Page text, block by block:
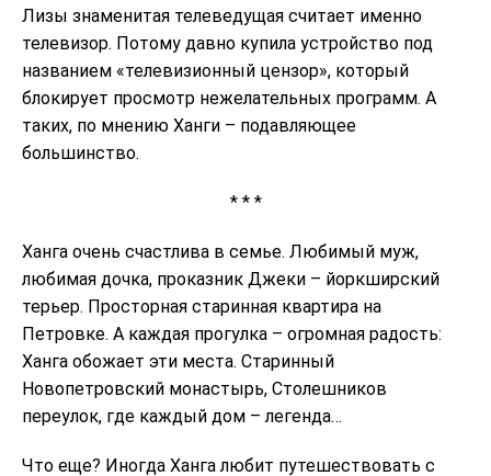
Лизы знаменитая телеведущая считает именно
телевизор. Потому давно купила устройство под
названием «телевизионный цензор», который
блокирует просмотр нежелательных программ. А
таких, по мнению Ханги – подавляющее
большинство.
* * *
Ханга очень счастлива в семье. Любимый муж,
любимая дочка, проказник Джеки – йоркширский
терьер. Просторная старинная квартира на
Петровке. А каждая прогулка – огромная радость:
Ханга обожает эти места. Старинный
Новопетровский монастырь, Столешников
переулок, где каждый дом – легенда…
Что еще? Иногда Ханга любит путешествовать с